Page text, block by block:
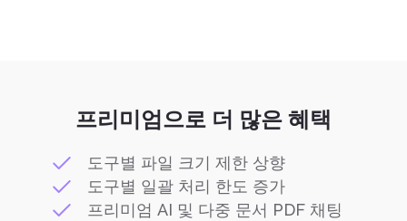
프리미엄으로 더 많은 혜택
도구별 파일 크기 제한 상향
도구별 일괄 처리 한도 증가
프리미엄 AI 및 다중 문서 PDF 채팅